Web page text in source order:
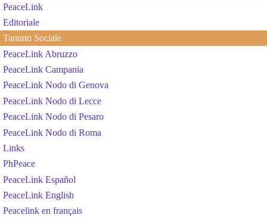
PeaceLink
Editoriale
Taranto Sociale
PeaceLink Abruzzo
PeaceLink Campania
PeaceLink Nodo di Genova
PeaceLink Nodo di Lecce
PeaceLink Nodo di Pesaro
PeaceLink Nodo di Roma
Links
PhPeace
PeaceLink Español
PeaceLink English
Peacelink en français